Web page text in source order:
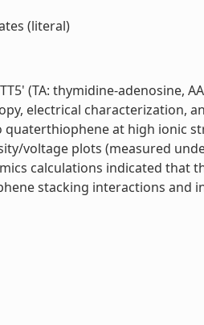
(literal)
(TA: thymidine-adenosine,
electrical characterization,
at high ionic
voltage plots (measured
calculations indicated that
stacking interactions and